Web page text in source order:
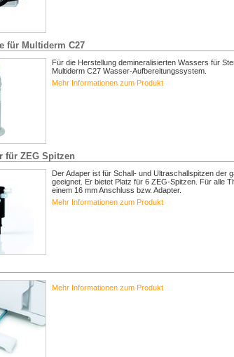
für Multiderm C27
Für die Herstellung demineralisierten Wassers für
Multiderm C27 Wasser-Aufbereitungssystem.
Mehr Informationen zum Produkt
für ZEG Spitzen
Der Adaper ist für Schall- und Ultraschallspitzen der
geeignet. Er bietet Platz für 6 ZEG-Spitzen. Für alle
einem 16 mm Anschluss bzw. Adapter.
Mehr Informationen zum Produkt
Mehr Informationen zum Produkt